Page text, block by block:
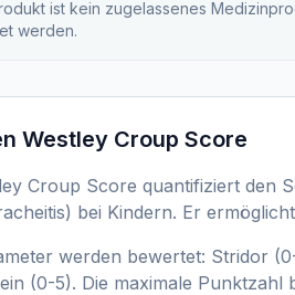
ist kein zugelassenes
werden.
Westley Croup Score
Croup Score quantifiziert den
bei Kindern. Er
werden bewertet: Stridor
(0-5). Die maximale Punktzahl